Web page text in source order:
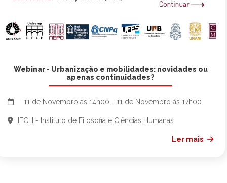
Webinar - Urbanização e mobilidades: novidades ou
apenas continuidades?
11 de Novembro às 14h00 - 11 de Novembro às 17h00
IFCH - Instituto de Filosofia e Ciências Humanas
Ler mais